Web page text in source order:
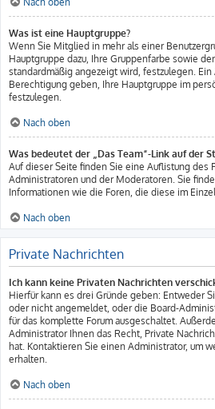
Was ist eine Hauptgruppe?
Wenn Sie Mitglied in mehr als einer
Hauptgruppe dazu, Ihre Gruppenfarbe sowie
standardmäßig angezeigt wird, festzulegen.
Berechtigung geben, Ihre Hauptgruppe im
festzulegen.
Nach oben
Was bedeutet der „Das Team“-Link auf der
Auf dieser Seite finden Sie eine Auflistung des
Administratoren und der Moderatoren. Sie
Informationen wie die Foren, die diese im
Nach oben
Private Nachrichten
Ich kann keine Privaten Nachrichten
Hierfür kann es drei Gründe geben: Entweder
oder nicht angemeldet, oder die Board-
für das komplette Forum ausgeschaltet.
Administrator Ihnen das Recht, Private
hat. Kontaktieren Sie einen Administrator, um
erhalten.
Nach oben